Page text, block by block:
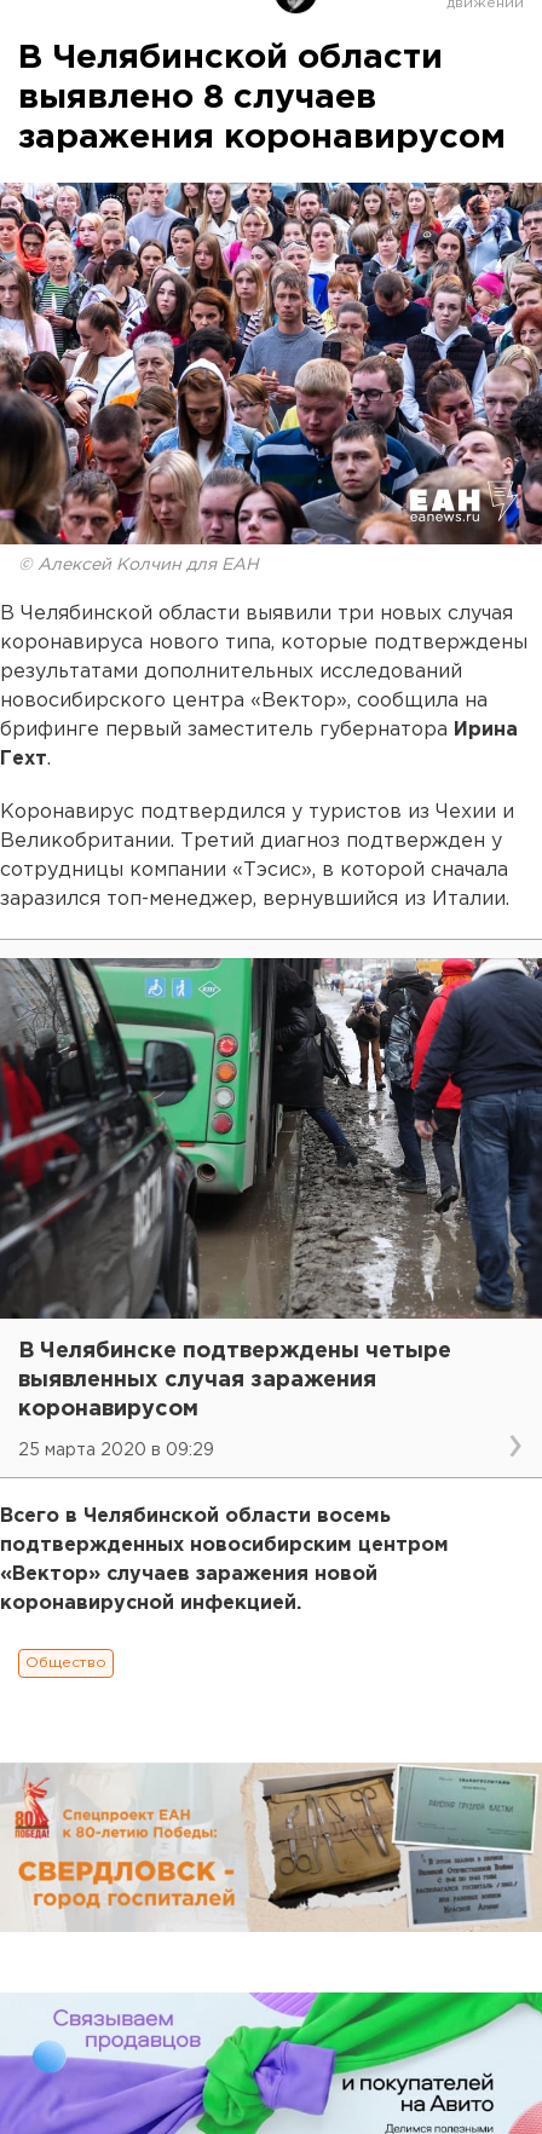
В Челябинской области
выявлено 8 случаев
заражения коронавирусом
© Алексей Колчин для ЕАН
В Челябинской области выявили три новых случая
коронавируса нового типа, которые подтверждены
результатами дополнительных исследований
новосибирского центра «Вектор», сообщила на
брифинге первый заместитель губернатора Ирина
Гехт.
Коронавирус подтвердился у туристов из Чехии и
Великобритании. Третий диагноз подтвержден у
сотрудницы компании «Тэсис», в которой сначала
заразился топ-менеджер, вернувшийся из Италии.
В Челябинске подтверждены четыре
выявленных случая заражения
коронавирусом
25 марта 2020 в 09:29
Всего в Челябинской области восемь
подтвержденных новосибирским центром
«Вектор» случаев заражения новой
коронавирусной инфекцией.
Общество